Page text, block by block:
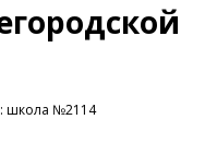
школа №2114